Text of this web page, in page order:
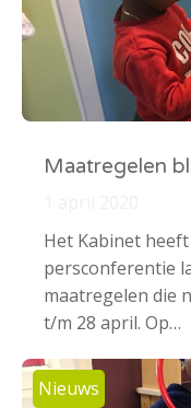
Maatregelen
Het Kabinet
persconferentie
maatregelen die
t/m 28 april. Op…
Nieuws